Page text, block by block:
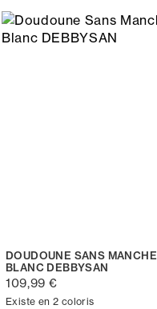
DOUDOUNE SANS MANCHE
BLANC DEBBYSAN
109,99 €
Existe en 2 coloris